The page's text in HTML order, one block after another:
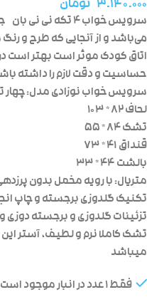
۳.۱۴۰.۰۰۰ تومان
سرویس خواب ۴ تکه
می‌باشد و از آنجایی که طرح و
اتاق کودک موثر است بهتر است
حساسیت و دقت لازم را داشته
سرویس خواب نوزادی مدل: چهار تکه شامل ۴
لحاف۸۲ * ۱۰۳
تشک ۸۴ * ۵۵
قنداق ۴۱ * ۷۳
بالشت ۴۴ * ۳۳
متریال: با رویه مخمل بدون
تکنیک گلدوزی برجسته و چاپ
تزئینات گلدوزی و برجسته
تشک کاملا نرم و لطیف، آستر
میباشد
فقط 1 عدد در انبار موجود است